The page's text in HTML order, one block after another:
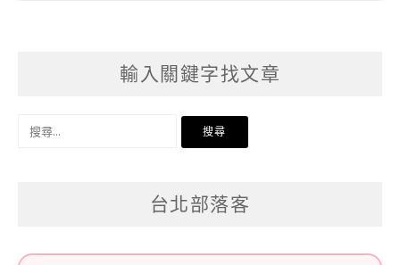
輸入關鍵字找文章
搜
台北部落客